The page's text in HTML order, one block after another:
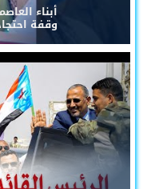
أبناء
وقفة